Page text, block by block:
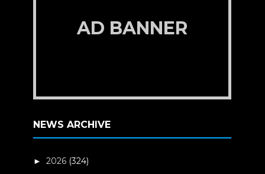
AD BANNER
NEWS ARCHIVE
►2026 (324)